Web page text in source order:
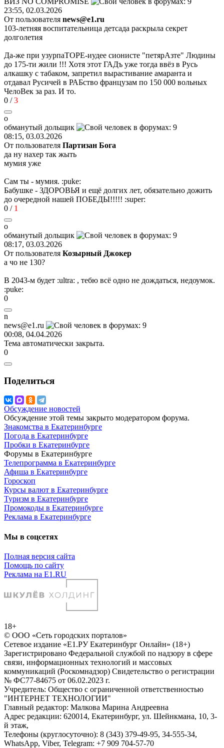
23:55, 02.03.2026
От пользователя news@e1.ru
103-летняя воспитательница детсада раскрыла секрет
долголетия
Да-же при узурпаТОРЕ-иудее сионисте "петярАзте" Людины
до 175-ти жили !!! Хотя этот ГАДъ уже тогда ввёз в Русь
алкашку с табаком, запретил вырастивание амаранта и
отдавал Русичей в РАБство французам по 150 000 вольных
ЧелоВек за раз. И то.
0 /3
о
обманутый дольщик
08:15, 03.03.2026
От пользователя Партизан Бога
да ну нахер так жыть
мумия уже
Сам ты - мумия. :puke:
Бабушке - ЗДОРОВЬЯ и ещё долгих лет, обязательно дожить
до очередной нашей ПОБЕДЫ!!!!! :super:
0 / 1
о
обманутый дольщик
08:17, 03.03.2026
От пользователя Козырный Джокер
а чо не 130?
В 2043-м будет :ultra: , тебю всё одно не дождаться, недоумок.
:puke:
0
n
news@e1.ru
00:08, 04.04.2026
Тема автоматически закрыта.
0
Поделиться
Обсуждение новостей
Обсуждение этой темы закрыто модератором форума.
Знакомства в Екатеринбурге
Погода в Екатеринбурге
Пробки в Екатеринбурге
Форумы в Екатеринбурге
Телепрограмма в Екатеринбурге
Афиша в Екатеринбурге
Гороскоп
Курсы валют в Екатеринбурге
Туризм в Екатеринбурге
Промокоды в Екатеринбурге
Реклама в Екатеринбурге
Мы в соцсетях
Полная версия сайта
Помощь по сайту
Реклама на E1.RU
18+
© ООО «Сеть городских порталов»
Сетевое издание «Е1.РУ Екатеринбург Онлайн» (18+)
Зарегистрировано Федеральной службой по надзору в сфере
связи, информационных технологий и массовых
коммуникаций (Роскомнадзор) Свидетельство о регистрации
№ ФС77-84675 от 06.02.2023 г.
Учредитель: Общество с ограниченной ответственностью
"ИНТЕРНЕТ ТЕХНОЛОГИИ"
Главный редактор: Малкова Марина Андреевна
Адрес редакции: 620014, Екатеринбург, ул. Шейнкмана, 10, 3-
й этаж,
Телефоны (круглосуточно): 8 (343) 379-49-95, 34-555-34,
WhatsApp, Viber, Telegram: +7 909 704-57-70